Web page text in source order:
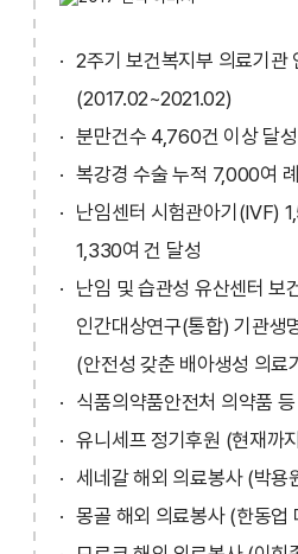
2주기 보건복지부 의료기관
(2017.02~2021.02)
분만건수 4,760건 이상 달성
복강경 수술 누적 7,000여
난임센터 시험관아기(IVF)
1,330여 건 달성
난임 및 습관성 유산센터 보
인간대상연구(통합) 기관생
(안전성 갖춘 배아생성 의료
식품의약품안전처 의약품
유니세프 정기후원 (현재까
세네갈 해외 의료봉사 (박용
몽골 해외 의료봉사 (한동업